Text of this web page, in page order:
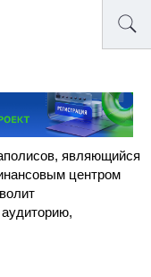
являющийся
центром